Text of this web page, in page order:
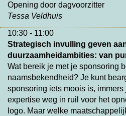
Opening door dagvoorzitter
Tessa Veldhuis
10:30 - 11:00
Strategisch invulling geven
duurzaamheidambities: van
Wat bereik je met je sponsoring
naamsbekendheid? Je kunt
sponsoring iets moois is,
expertise weg in ruil voor het
logo. Maar welke